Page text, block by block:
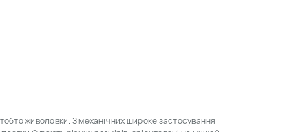
живоловки. З механічних широке застосування